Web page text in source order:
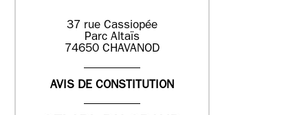
37 rue Cassiopée
Parc Altaïs
74650 CHAVANOD
AVIS DE CONSTITUTION